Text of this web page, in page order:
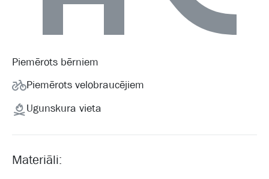
Piemērots bērniem
Piemērots velobraucējiem
Ugunskura vieta
Materiāli: